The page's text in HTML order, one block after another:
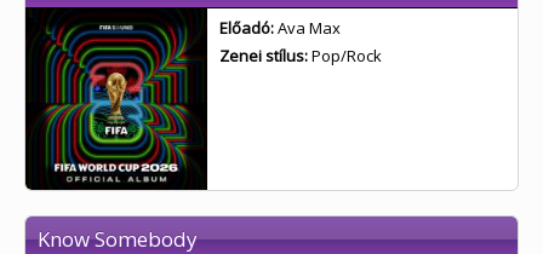
Előadó:Ava Max
Zenei stílus:Pop/Rock
Know Somebody